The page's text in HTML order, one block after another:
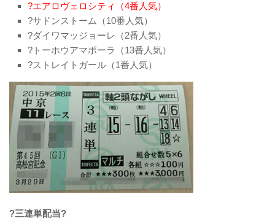
?エアロヴェロシティ（4番人気）
?サドンストーム（10番人気）
?ダイワマッジョーレ（2番人気）
?トーホウアマポーラ（13番人気）
?ストレイトガール（1番人気）
?三連単配当?